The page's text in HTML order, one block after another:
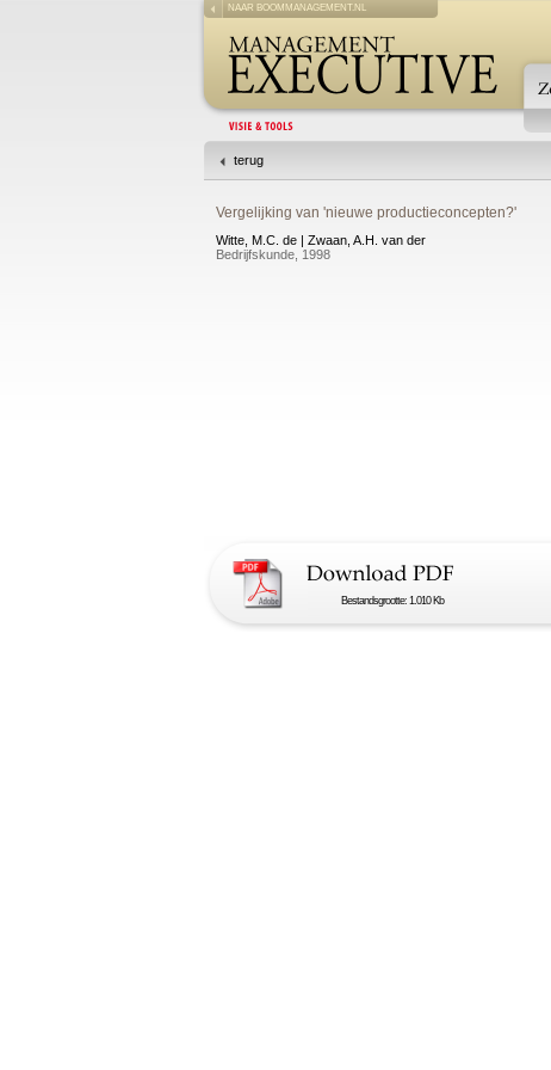
NAAR BOOMMANAGEMENT.NL
terug
Vergelijking van 'nieuwe productieconcepten?'
Witte, M.C. de | Zwaan, A.H. van der
Bedrijfskunde, 1998
Bestandsgrootte: 1.010 Kb